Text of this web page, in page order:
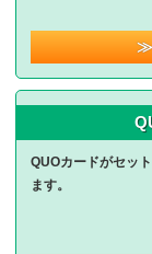
≫
QUOカードがセッ
ます。